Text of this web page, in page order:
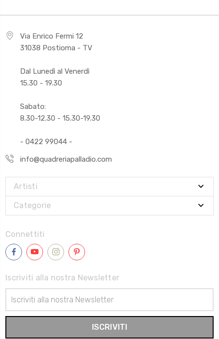
Via Enrico Fermi 12
31038 Postioma - TV
Dal Lunedì al Venerdì
15.30 - 19.30
Sabato:
8.30-12.30 - 15.30-19.30
- 0422 99044 -
info@quadreriapalladio.com
Artisti
Categorie
Connettiti
Iscriviti alla nostra Newsletter
Email